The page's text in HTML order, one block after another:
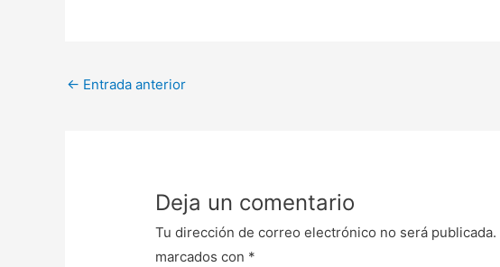
← Entrada anterior
Deja un comentario
Tu dirección de correo electrónico no será publicada.
marcados con *